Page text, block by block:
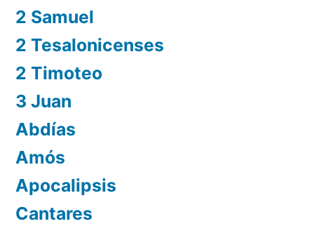
2 Samuel
2 Tesalonicenses
2 Timoteo
3 Juan
Abdías
Amós
Apocalipsis
Cantares